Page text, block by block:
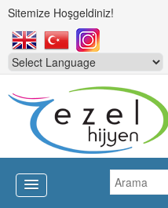
Sitemize Hoşgeldiniz!